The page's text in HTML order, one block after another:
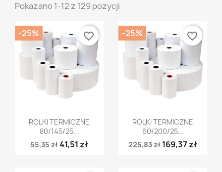
Pokazano 1-12 z 129 pozycji
Szybki podgląd
ROLKI TERMICZNE
80/145/25...
55,35 zł41,51 zł
-25% favorite_border
Szybki podgląd
ROLKI TERMICZNE
60/200/25...
225,83 zł 169,37 zł
-25% favorite_border